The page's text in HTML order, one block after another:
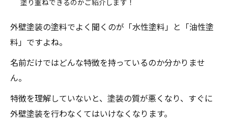
外壁塗装の塗料でよく聞くのが「水性塗料」と「油性塗
料」ですよね。
名前だけではどんな特徴を持っているのか分かりませ
ん。
特徴を理解していないと、塗装の質が悪くなり、すぐに
外壁塗装を行わなくてはいけなくなります。